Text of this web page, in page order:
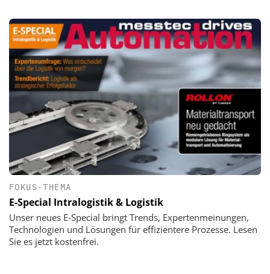
FOKUS-THEMA
E-Special Intralogistik & Logistik
Unser neues E-Special bringt Trends, Expertenmeinungen,
Technologien und Lösungen für effizientere Prozesse. Lesen
Sie es jetzt kostenfrei.